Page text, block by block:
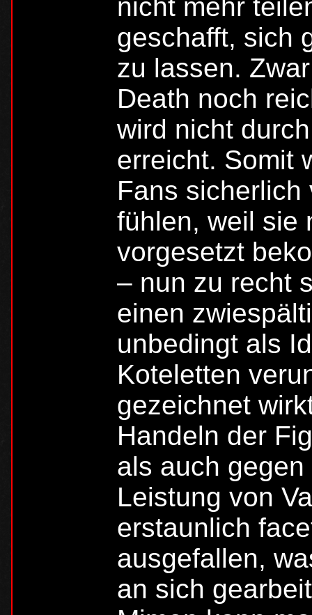
nicht mehr
geschafft, sich
zu lassen.
Death noch
wird nicht
erreicht. Somit
Fans
fühlen, weil sie
vorgesetzt
– nun zu recht
einen
unbedingt als
Koteletten
gezeichnet
Handeln der
als auch
Leistung von
erstaunlich
ausgefallen,
an sich